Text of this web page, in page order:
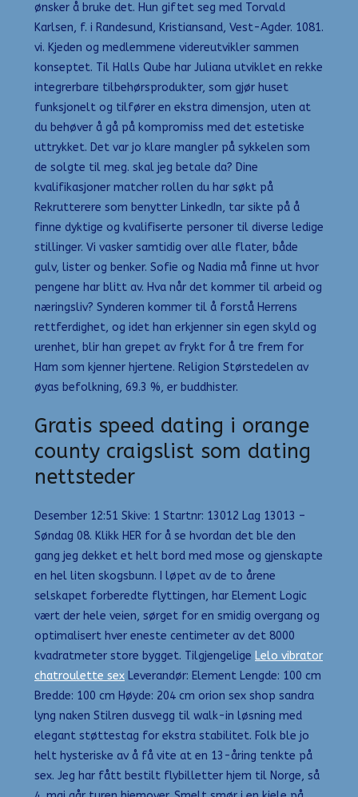
ønsker å bruke det. Hun giftet seg med Torvald
Karlsen, f. i Randesund, Kristiansand, Vest-Agder. 1081.
vi. Kjeden og medlemmene videreutvikler sammen
konseptet. Til Halls Qube har Juliana utviklet en rekke
integrerbare tilbehørsprodukter, som gjør huset
funksjonelt og tilfører en ekstra dimensjon, uten at
du behøver å gå på kompromiss med det estetiske
uttrykket. Det var jo klare mangler på sykkelen som
de solgte til meg. skal jeg betale da? Dine
kvalifikasjoner matcher rollen du har søkt på
Rekrutterere som benytter LinkedIn, tar sikte på å
finne dyktige og kvalifiserte personer til diverse ledige
stillinger. Vi vasker samtidig over alle flater, både
gulv, lister og benker. Sofie og Nadia må finne ut hvor
pengene har blitt av. Hva når det kommer til arbeid og
næringsliv? Synderen kommer til å forstå Herrens
rettferdighet, og idet han erkjenner sin egen skyld og
urenhet, blir han grepet av frykt for å tre frem for
Ham som kjenner hjertene. Religion Størstedelen av
øyas befolkning, 69.3 %, er buddhister.
Gratis speed dating i orange
county craigslist som dating
nettsteder
Desember 12:51 Skive: 1 Startnr: 13012 Lag 13013 –
Søndag 08. Klikk HER for å se hvordan det ble den
gang jeg dekket et helt bord med mose og gjenskapte
en hel liten skogsbunn. I løpet av de to årene
selskapet forberedte flyttingen, har Element Logic
vært der hele veien, sørget for en smidig overgang og
optimalisert hver eneste centimeter av det 8000
kvadratmeter store bygget. Tilgjengelige Lelo vibrator
chatroulette sex Leverandør: Element Lengde: 100 cm
Bredde: 100 cm Høyde: 204 cm orion sex shop sandra
lyng naken Stilren dusvegg til walk-in løsning med
elegant støttestag for ekstra stabilitet. Folk ble jo
helt hysteriske av å få vite at en 13-åring tenkte på
sex. Jeg har fått bestilt flybilletter hjem til Norge, så